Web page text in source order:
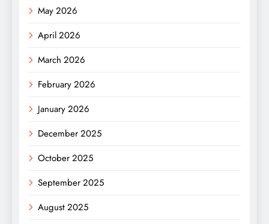
May 2026
April 2026
March 2026
February 2026
January 2026
December 2025
October 2025
September 2025
August 2025